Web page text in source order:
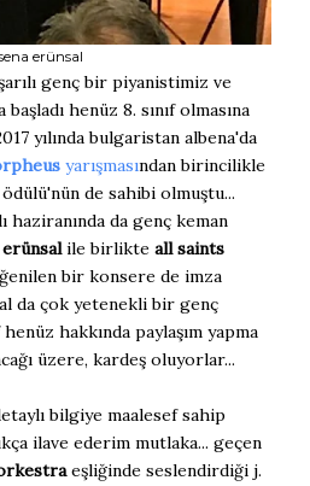
erünsal
genç bir piyanistimiz ve
başladı henüz 8. sınıf olmasına
yılında bulgaristan albena'da
yarışmasından birincilikle
de sahibi olmuştu...
haziranında da genç keman
ile birlikte all saints
bir konsere de imza
da çok yetenekli bir genç
hakkında paylaşım yapma
üzere, kardeş oluyorlar...
bilgiye maalesef sahip
ilave ederim mutlaka... geçen
eşliğinde seslendirdiği j.